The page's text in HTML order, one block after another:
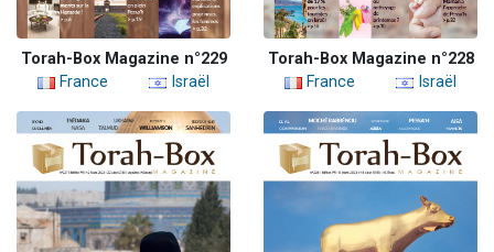
Torah-Box Magazine n°229
France
Israël
Torah-Box Magazine n°228
France
Israël